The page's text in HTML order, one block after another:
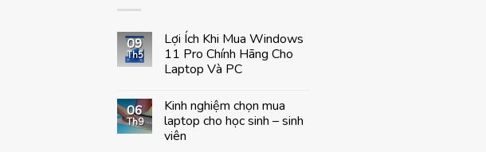
09
Th5
Lợi Ích Khi Mua Windows
11 Pro Chính Hãng Cho
Laptop Và PC
bình
luận
ở
Lợi
06
Th9
Kinh nghiệm chọn mua
laptop cho học sinh – sinh
viên